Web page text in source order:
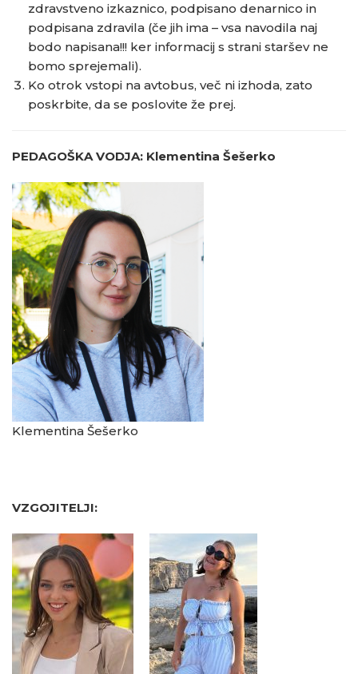
zdravstveno izkaznico, podpisano denarnico in
podpisana zdravila (če jih ima – vsa navodila naj
bodo napisana!!! ker informacij s strani staršev ne
bomo sprejemali).
Ko otrok vstopi na avtobus, več ni izhoda, zato
poskrbite, da se poslovite že prej.
PEDAGOŠKA VODJA: Klementina Šešerko
Klementina Šešerko
VZGOJITELJI: